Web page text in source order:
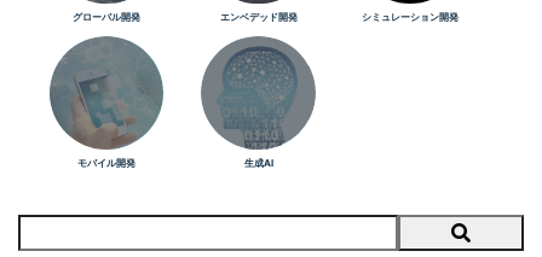
グローバル開発 エンベデッド開発 シミュレーション開発
モバイル開発 生成AI
Search